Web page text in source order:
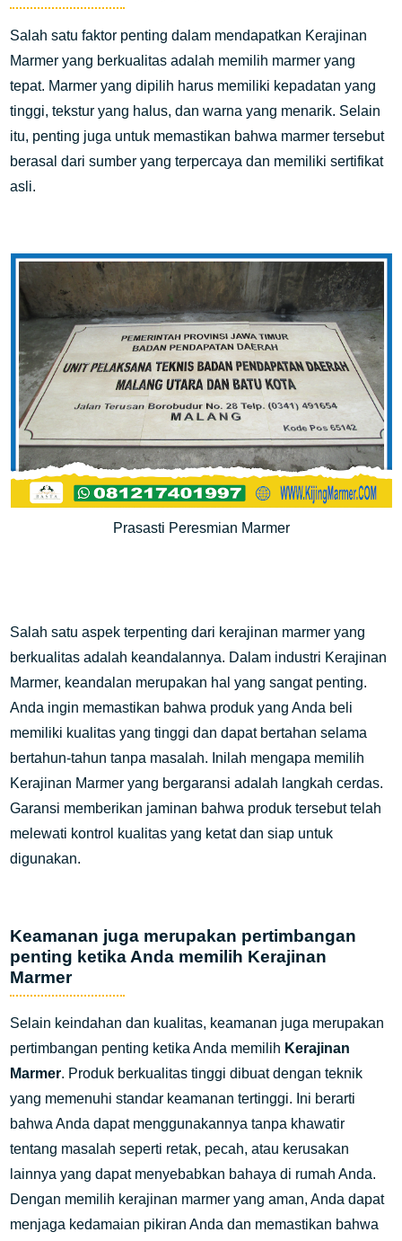
Salah satu faktor penting dalam mendapatkan Kerajinan
Marmer yang berkualitas adalah memilih marmer yang
tepat. Marmer yang dipilih harus memiliki kepadatan yang
tinggi, tekstur yang halus, dan warna yang menarik. Selain
itu, penting juga untuk memastikan bahwa marmer tersebut
berasal dari sumber yang terpercaya dan memiliki sertifikat
asli.
Prasasti Peresmian Marmer
Salah satu aspek terpenting dari kerajinan marmer yang
berkualitas adalah keandalannya. Dalam industri Kerajinan
Marmer, keandalan merupakan hal yang sangat penting.
Anda ingin memastikan bahwa produk yang Anda beli
memiliki kualitas yang tinggi dan dapat bertahan selama
bertahun-tahun tanpa masalah. Inilah mengapa memilih
Kerajinan Marmer yang bergaransi adalah langkah cerdas.
Garansi memberikan jaminan bahwa produk tersebut telah
melewati kontrol kualitas yang ketat dan siap untuk
digunakan.
Keamanan juga merupakan pertimbangan
penting ketika Anda memilih Kerajinan
Marmer
Selain keindahan dan kualitas, keamanan juga merupakan
pertimbangan penting ketika Anda memilih Kerajinan
Marmer. Produk berkualitas tinggi dibuat dengan teknik
yang memenuhi standar keamanan tertinggi. Ini berarti
bahwa Anda dapat menggunakannya tanpa khawatir
tentang masalah seperti retak, pecah, atau kerusakan
lainnya yang dapat menyebabkan bahaya di rumah Anda.
Dengan memilih kerajinan marmer yang aman, Anda dapat
menjaga kedamaian pikiran Anda dan memastikan bahwa